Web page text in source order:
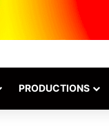
PRODUCTIONS